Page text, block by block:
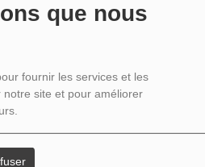
que nous
fournir les services et les
site et pour améliorer